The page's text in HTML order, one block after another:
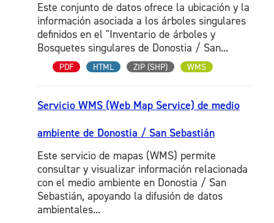
Este conjunto de datos ofrece la ubicación y la
información asociada a los árboles singulares
definidos en el "Inventario de árboles y
Bosquetes singulares de Donostia / San...
PDF HTML ZIP (SHP) WMS
Servicio WMS (Web Map Service) de medio
ambiente de Donostia / San Sebastián
Este servicio de mapas (WMS) permite
consultar y visualizar información relacionada
con el medio ambiente en Donostia / San
Sebastián, apoyando la difusión de datos
ambientales...